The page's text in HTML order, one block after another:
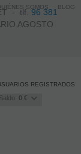
-tlf.96 381
AGOSTO
/Iniciar sesión
Saldo: 0 €
REGISTRADOS
SOMOS BLOG